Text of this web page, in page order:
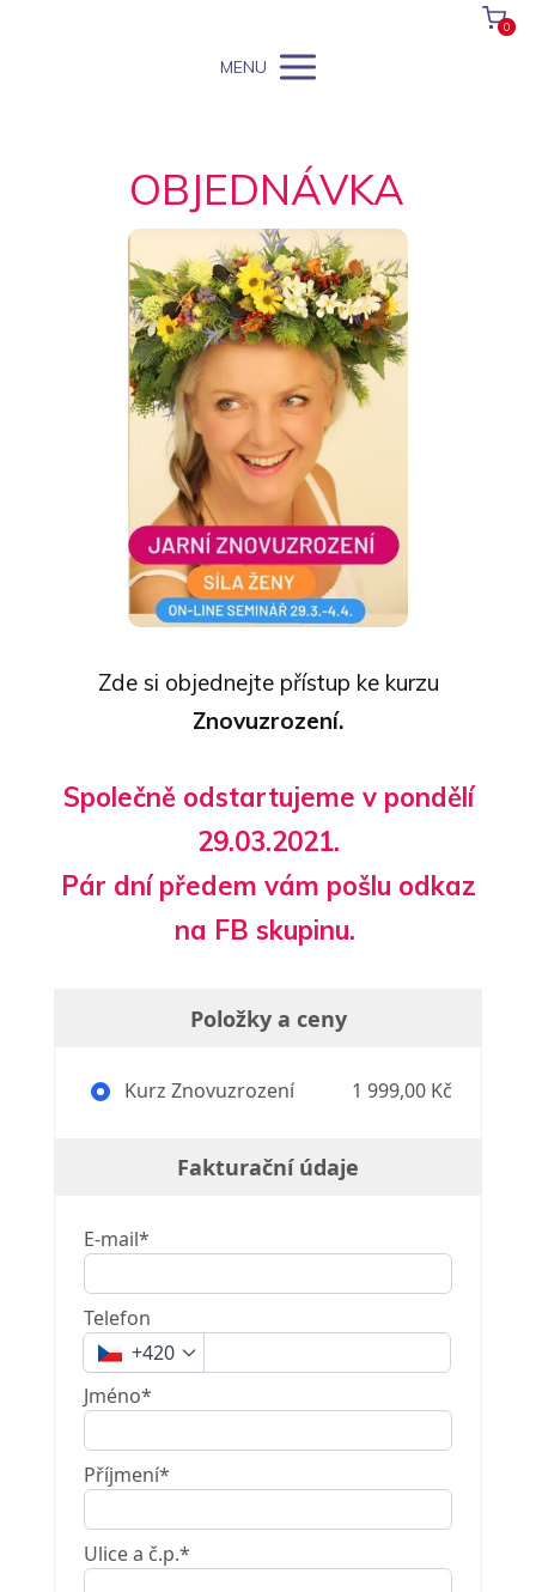
0
MENU
OBJEDNÁVKA
Zde si objednejte přístup ke kurzu
Znovuzrození.
Společně odstartujeme v pondělí
29.03.2021.
Pár dní předem vám pošlu odkaz
na FB skupinu.
Položky a ceny
Kurz Znovuzrození 1 999,00 Kč
Fakturační údaje
E-mail*
Telefon
+420
Jméno*
Příjmení*
Ulice a č.p.*